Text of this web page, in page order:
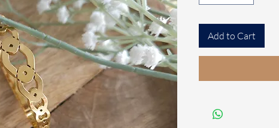
Add to Cart